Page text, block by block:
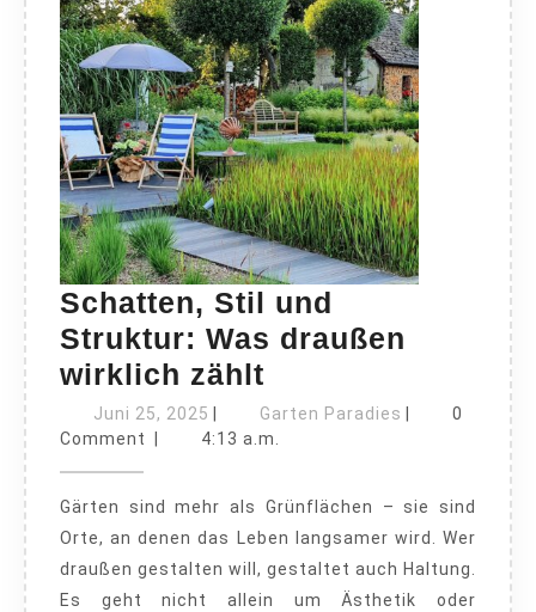
Schatten, Stil und
Struktur: Was draußen
wirklich zählt
Stil
und
Was
draußen
wirklich
Juni 25, 2025 Juni
25,
Garten Paradies Garten
0
Comment
4:13 a.m.
Gärten sind mehr als Grünflächen – sie sind
Orte, an denen das Leben langsamer wird. Wer
draußen gestalten will, gestaltet auch Haltung.
Es geht nicht allein um Ästhetik oder